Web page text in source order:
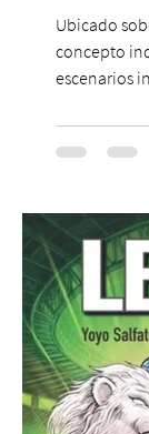
acaba
Italia
Ubicado
concepto
escenarios
carta de
que existe
de la
allí. Sólo
mismo
partida de
temática